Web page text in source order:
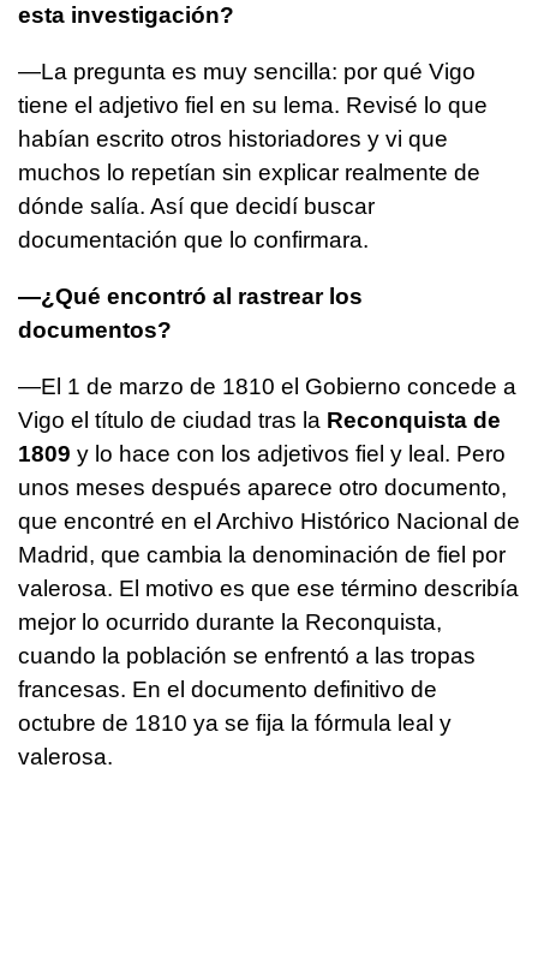
esta investigación?
—La pregunta es muy sencilla: por qué Vigo
tiene el adjetivo fiel en su lema. Revisé lo que
habían escrito otros historiadores y vi que
muchos lo repetían sin explicar realmente de
dónde salía. Así que decidí buscar
documentación que lo confirmara.
—¿Qué encontró al rastrear los
documentos?
—El 1 de marzo de 1810 el Gobierno concede a
Vigo el título de ciudad tras la Reconquista de
1809 y lo hace con los adjetivos fiel y leal. Pero
unos meses después aparece otro documento,
que encontré en el Archivo Histórico Nacional de
Madrid, que cambia la denominación de fiel por
valerosa. El motivo es que ese término describía
mejor lo ocurrido durante la Reconquista,
cuando la población se enfrentó a las tropas
francesas. En el documento definitivo de
octubre de 1810 ya se fija la fórmula leal y
valerosa.